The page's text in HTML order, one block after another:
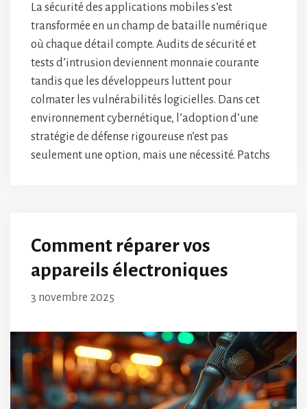
La sécurité des applications mobiles s’est
transformée en un champ de bataille numérique
où chaque détail compte. Audits de sécurité et
tests d’intrusion deviennent monnaie courante
tandis que les développeurs luttent pour
colmater les vulnérabilités logicielles. Dans cet
environnement cybernétique, l’adoption d’une
stratégie de défense rigoureuse n’est pas
seulement une option, mais une nécessité. Patchs
Comment réparer vos
appareils électroniques
3 novembre 2025